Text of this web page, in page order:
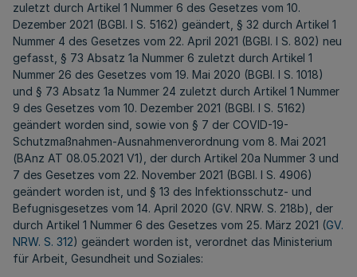
zuletzt durch Artikel 1 Nummer 6 des Gesetzes vom 10.
Dezember 2021 (BGBl. I S. 5162) geändert, § 32 durch Artikel 1
Nummer 4 des Gesetzes vom 22. April 2021 (BGBl. I S. 802) neu
gefasst, § 73 Absatz 1a Nummer 6 zuletzt durch Artikel 1
Nummer 26 des Gesetzes vom 19. Mai 2020 (BGBl. I S. 1018)
und § 73 Absatz 1a Nummer 24 zuletzt durch Artikel 1 Nummer
9 des Gesetzes vom 10. Dezember 2021 (BGBl. I S. 5162)
geändert worden sind, sowie von § 7 der COVID-19-
Schutzmaßnahmen-Ausnahmenverordnung vom 8. Mai 2021
(BAnz AT 08.05.2021 V1), der durch Artikel 20a Nummer 3 und
7 des Gesetzes vom 22. November 2021 (BGBl. I S. 4906)
geändert worden ist, und § 13 des Infektionsschutz- und
Befugnisgesetzes vom 14. April 2020 (GV. NRW. S. 218b), der
durch Artikel 1 Nummer 6 des Gesetzes vom 25. März 2021 (GV.
NRW. S. 312) geändert worden ist, verordnet das Ministerium
für Arbeit, Gesundheit und Soziales: